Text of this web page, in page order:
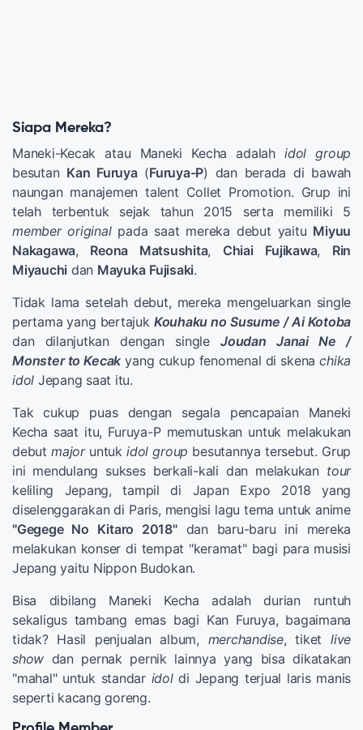
Siapa Mereka?
Maneki-Kecak atau Maneki Kecha adalah idol group
besutan Kan Furuya(Furuya-P) dan berada di bawah
naungan manajemen talent Collet Promotion. Grup ini
telah terbentuk sejak tahun 2015 serta memiliki 5
member originalpada saat mereka debut yaitu Miyuu
Nakagawa, Reona Matsushita, Chiai Fujikawa, Rin
Miyauchi dan Mayuka Fujisaki.
Tidak lama setelah debut, mereka mengeluarkan single
pertama yang bertajuk Kouhaku no Susume / Ai Kotoba
dan dilanjutkan dengan singleJoudan Janai Ne /
Monster to Kecak yang cukup fenomenal di skenachika
idol Jepang saat itu.
Tak cukup puas dengan segala pencapaian Maneki
Kecha saat itu, Furuya-P memutuskan untuk melakukan
debut majoruntuk idol group besutannya tersebut. Grup
ini mendulang sukses berkali-kali dan melakukan tour
keliling Jepang, tampil di Japan Expo 2018 yang
diselenggarakan di Paris, mengisi lagu tema untuk anime
"Gegege No Kitaro 2018"dan baru-baru ini mereka
melakukan konser di tempat "keramat" bagi para musisi
Jepang yaitu Nippon Budokan.
Bisa dibilang Maneki Kecha adalah durian runtuh
sekaligus tambang emas bagi Kan Furuya, bagaimana
tidak? Hasil penjualan album, merchandise, tiketlive
show dan pernak pernik lainnya yang bisa dikatakan
"mahal" untuk standar idoldi Jepang terjual laris manis
seperti kacang goreng.